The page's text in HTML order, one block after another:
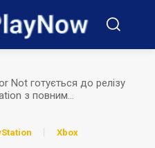
Not готується до релізу
з повним...
Xbox